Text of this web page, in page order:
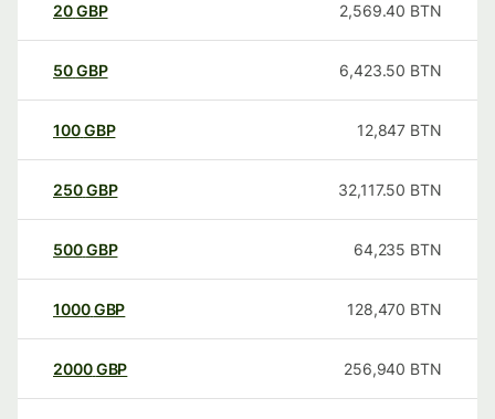
20GBP 2,569.40 BTN
50GBP 6,423.50 BTN
100GBP 12,847 BTN
250GBP 32,117.50 BTN
500GBP 64,235 BTN
1000GBP 128,470 BTN
2000GBP 256,940 BTN